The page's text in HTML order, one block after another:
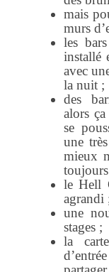
mais
murs
les
installé
avec
la nuit ;
des
alors
se
une
mieux
le Hell
agrandi
une
stages ;
la